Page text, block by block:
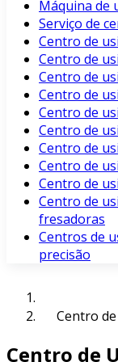
Máquina de
Serviço de
Centro de
Centro de
Centro de
Centro de
Centro de
Centro de
Centro de
Centro de
Centro de
Centro de
fresadoras
Centros de
precisão
Centro
Centro de